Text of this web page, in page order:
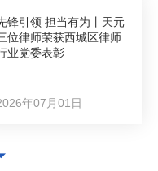
锋引领 担当有为丨天元
位律师荣获西城区律师
业党委表彰
年07月01日